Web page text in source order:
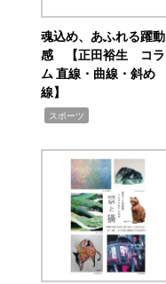
魂込め、あふれる躍動
感 【正田裕生 コラ
ム 直線・曲線・斜め
線】
スポーツ